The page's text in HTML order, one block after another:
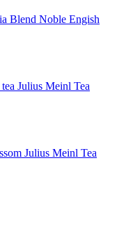
Blend Noble Engish
Julius Meinl Tea
Julius Meinl Tea